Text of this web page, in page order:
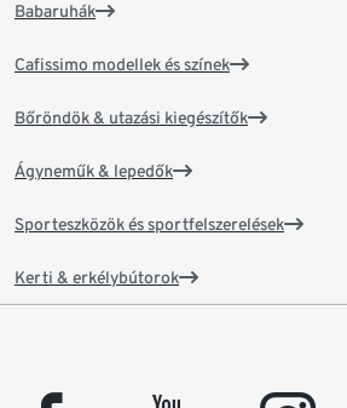
Babaruhák
Cafissimo modellek és színek
Bőröndök & utazási kiegészítők
Ágyneműk & lepedők
Sporteszközök és sportfelszerelések
Kerti & erkélybútorok